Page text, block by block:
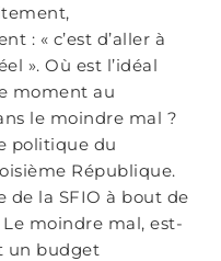
: « c’est d’aller à
». Où est l’idéal
moment au
le moindre mal ?
politique du
République.
de la SFIO à bout de
moindre mal, est-
un budget